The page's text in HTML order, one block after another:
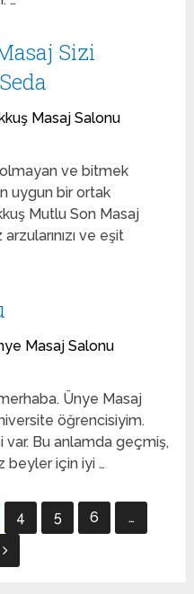
Sizi
Masaj Salonu
ve bitmek
uygun bir ortak
Mutlu Son Masaj
ve eşit
Masaj Salonu
Ünye Masaj
öğrencisiyim.
Bu anlamda geçmiş,
beyler için iyi …
4 5 6
…